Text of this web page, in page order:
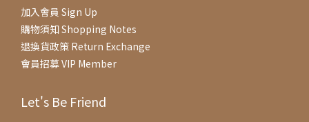
加入會員 Sign Up
購物須知 Shopping Notes
退換貨政策 Return Exchange
會員招募 VIP Member
Let's Be Friend